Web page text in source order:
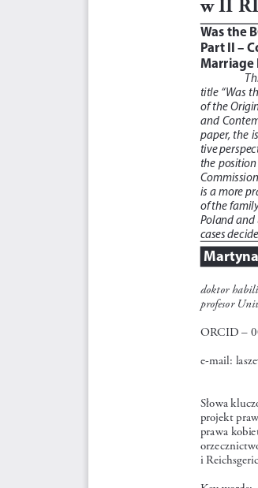
doktor
profesor
ORCID –
e-mail:
Słowa
projekt
prawa
i
Was the
Part II –
Marriage
title  “Was
of the
and
paper,  the
tive
the
is a more
of the
Poland and
cases